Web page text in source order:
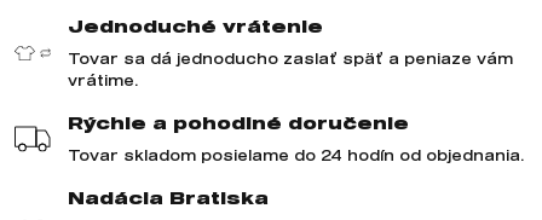
Jednoduché vrátenie
Tovar sa dá jednoducho zaslať späť a peniaze vám
vrátime.
Rýchle a pohodlné doručenie
Tovar skladom posielame do 24 hodín od objednania.
Nadácia Bratiska